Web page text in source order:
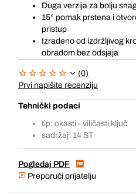
Duga verzija za bolju
15° pomak prstena i
pristup
Izradeno od izdržljivog
obradom bez odsjaja
(0)
Prvi napišite recenziju
Tehnički podaci
tip: okasti - viličasti ključ
sadržaj: 14 ST
Pogledaj PDF
Preporuči prijatelju